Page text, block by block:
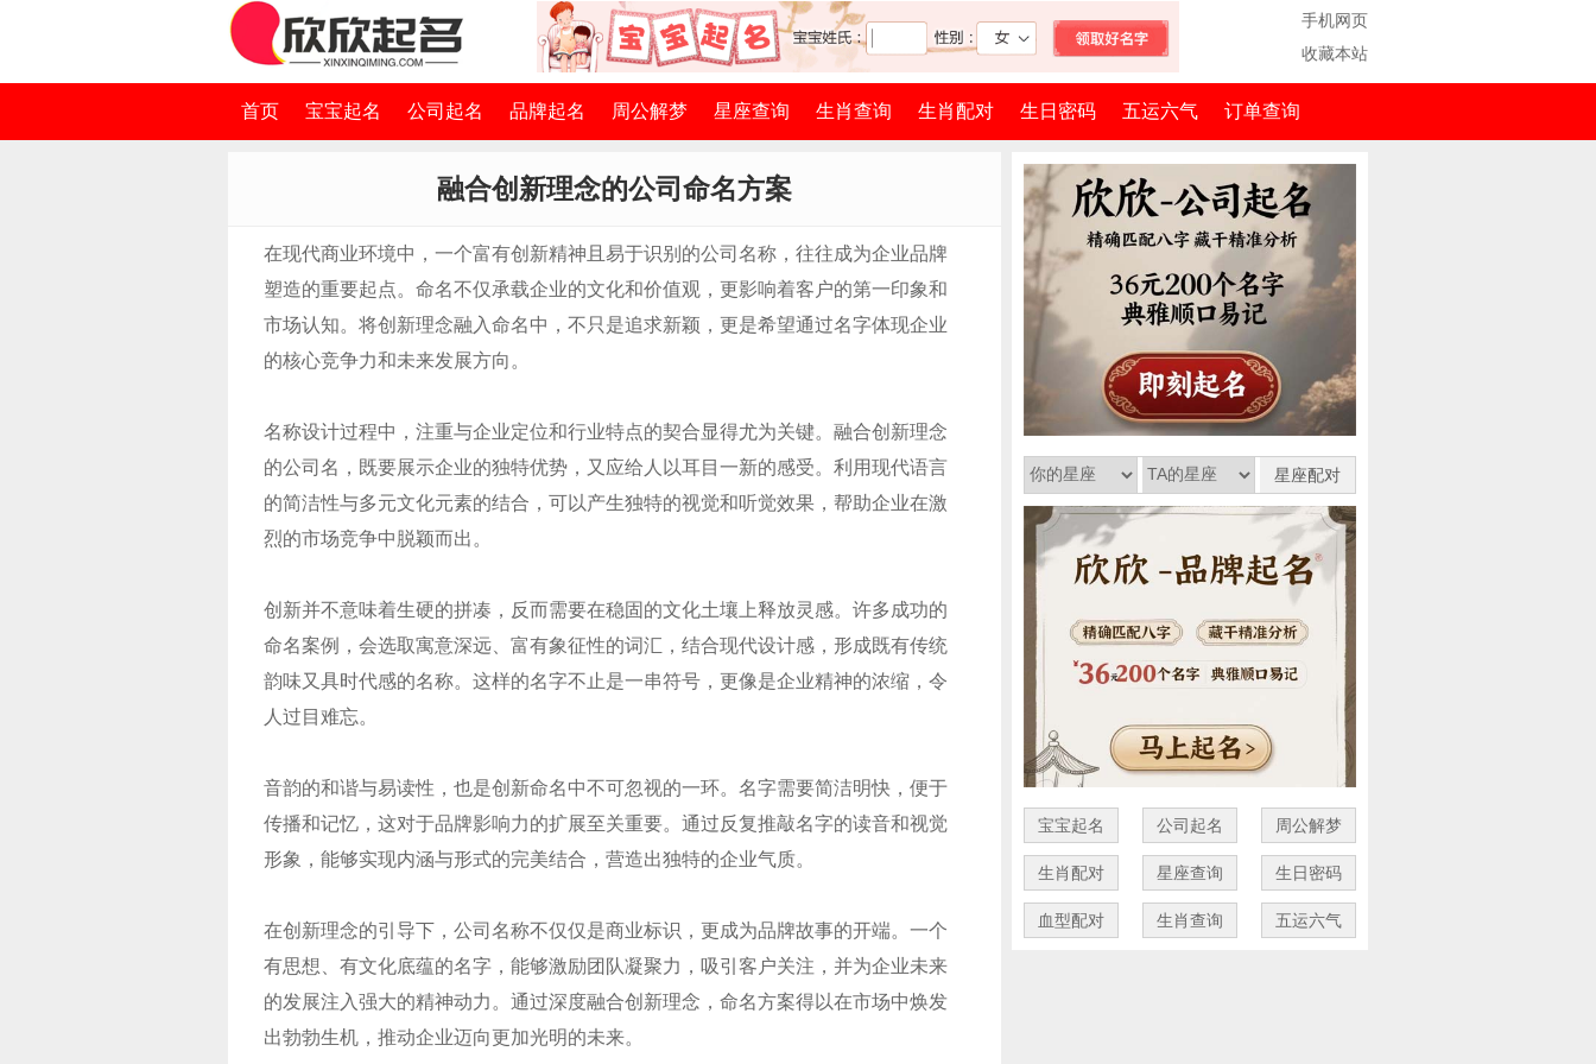
手机网页
收藏本站
首页 宝宝起名 公司起名 品牌起名 周公解梦 星座查询 生肖查询 生肖配对 生日密码 五运六气 订单查询
融合创新理念的公司命名方案
在现代商业环境中，一个富有创新精神且易于识别的公司名称，往往成为企业品牌
塑造的重要起点。命名不仅承载企业的文化和价值观，更影响着客户的第一印象和
市场认知。将创新理念融入命名中，不只是追求新颖，更是希望通过名字体现企业
的核心竞争力和未来发展方向。
名称设计过程中，注重与企业定位和行业特点的契合显得尤为关键。融合创新理念
的公司名，既要展示企业的独特优势，又应给人以耳目一新的感受。利用现代语言
的简洁性与多元文化元素的结合，可以产生独特的视觉和听觉效果，帮助企业在激
烈的市场竞争中脱颖而出。
创新并不意味着生硬的拼凑，反而需要在稳固的文化土壤上释放灵感。许多成功的
命名案例，会选取寓意深远、富有象征性的词汇，结合现代设计感，形成既有传统
韵味又具时代感的名称。这样的名字不止是一串符号，更像是企业精神的浓缩，令
人过目难忘。
音韵的和谐与易读性，也是创新命名中不可忽视的一环。名字需要简洁明快，便于
传播和记忆，这对于品牌影响力的扩展至关重要。通过反复推敲名字的读音和视觉
形象，能够实现内涵与形式的完美结合，营造出独特的企业气质。
在创新理念的引导下，公司名称不仅仅是商业标识，更成为品牌故事的开端。一个
有思想、有文化底蕴的名字，能够激励团队凝聚力，吸引客户关注，并为企业未来
的发展注入强大的精神动力。通过深度融合创新理念，命名方案得以在市场中焕发
出勃勃生机，推动企业迈向更加光明的未来。
宝宝起名 公司起名 周公解梦
生肖配对 星座查询 生日密码
血型配对 生肖查询 五运六气